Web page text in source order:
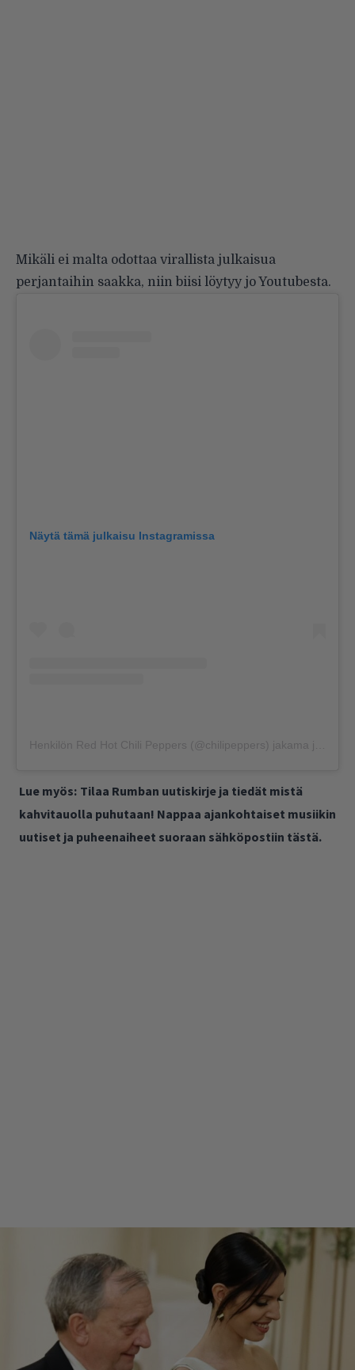
Mikäli ei malta odottaa virallista julkaisua
perjantaihin saakka, niin biisi löytyy jo Youtubesta.
Näytä tämä julkaisu Instagramissa
Lue myös: Tilaa Rumban uutiskirje ja tiedät mistä
kahvitauolla puhutaan! Nappaa ajankohtaiset musiikin
uutiset ja puheenaiheet suoraan sähköpostiin tästä.